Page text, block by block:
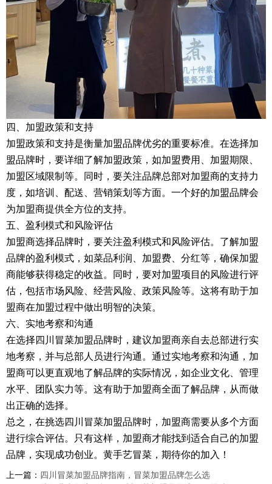
四、加盟政策和支持
加盟政策和支持是衡量加盟品牌优劣的重要标准。在选择加
盟品牌时，要详细了解加盟政策，如加盟费用、加盟期限、
加盟区域限制等。同时，要关注品牌总部对加盟商的支持力
度，如培训、配送、营销策划等方面。一个好的加盟品牌会
为加盟商提供全方位的支持。
五、盈利模式和风险评估
加盟商选择品牌时，要关注盈利模式和风险评估。了解加盟
品牌的盈利模式，如菜品利润、加盟费、分红等，确保加盟
商能够获得稳定的收益。同时，要对加盟项目的风险进行评
估，包括市场风险、经营风险、政策风险等。这将有助于加
盟商在加盟过程中做出明智的决策。
六、实地考察和沟通
在选择四川冒菜加盟品牌时，建议加盟商亲自去总部进行实
地考察，并与总部人员进行沟通。通过实地考察和沟通，加
盟商可以更直观地了解品牌的实际情况，如企业文化、管理
水平、团队实力等。这有助于加盟商全面了解品牌，从而做
出正确的选择。
总之，在挑选四川冒菜加盟品牌时，加盟商需要从多个方面
进行综合评估。只有这样，加盟商才能找到适合自己的加盟
品牌，实现成功创业。黄手艺冒菜，期待你的加入！
上一篇： 四川冒菜加盟品牌指南，冒菜加盟品牌怎么选